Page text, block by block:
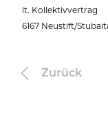
lt. Kollektivvertrag
6167 Neustift/
Zurück